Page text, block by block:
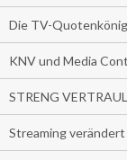
Die TV-
KNV und Media
STRENG
Streaming verändert